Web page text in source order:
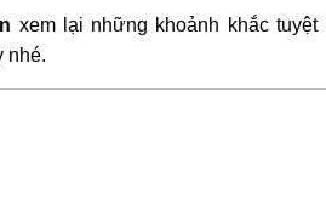
xem lại những khoảnh khắc tuyệt
nhé.